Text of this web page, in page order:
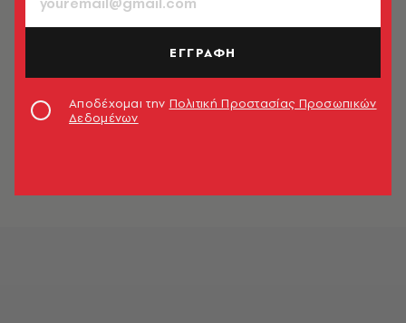
ΕΓΓΡΑΦΗ
Αποδέχομαι την Πολιτική Προστασίας Προσωπικών
Δεδομένων